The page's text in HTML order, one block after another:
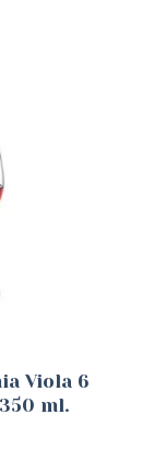
Viola 6
ml.